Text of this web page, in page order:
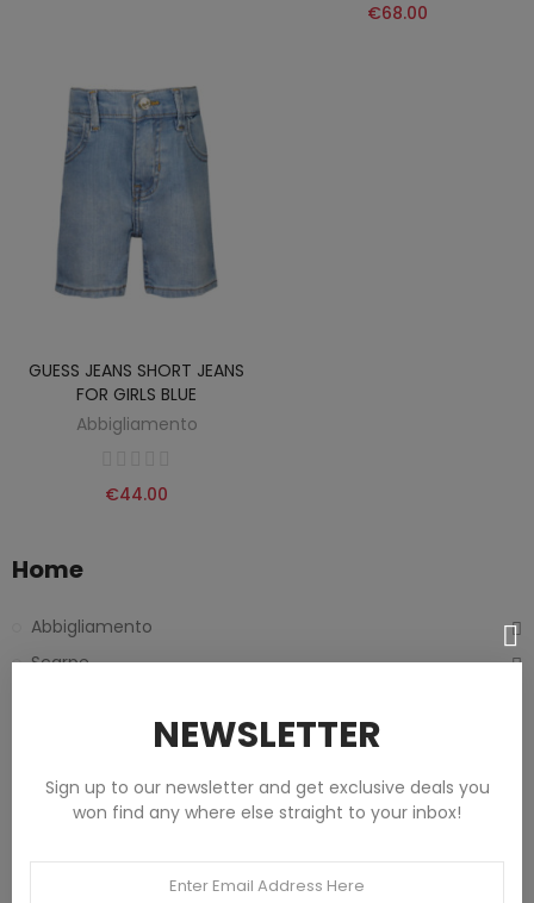
€68.00
GUESS JEANS SHORT JEANS
FOR GIRLS BLUE
Abbigliamento
€44.00
Home
Abbigliamento
Scarpe
Enfants
NEWSLETTER
Sign up to our newsletter and get exclusive deals you
won find any where else straight to your inbox!